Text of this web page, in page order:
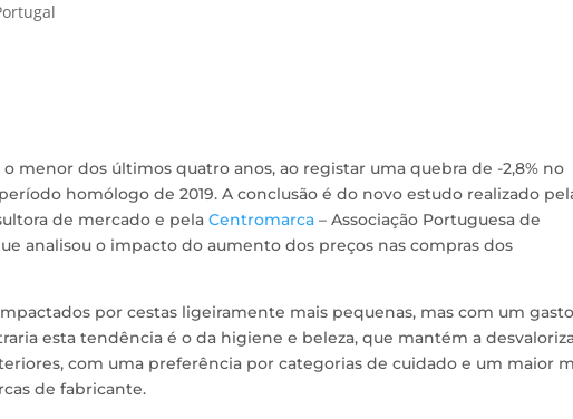
o menor dos últimos quatro anos, ao registar uma quebra de -2,8% no
homólogo de 2019. A conclusão é do novo estudo realizado
de mercado e pela Centromarca – Associação Portuguesa de
analisou o impacto do aumento dos preços nas compras dos
por cestas ligeiramente mais pequenas, mas com um gasto
esta tendência é o da higiene e beleza, que mantém a
com uma preferência por categorias de cuidado e um maior
de fabricante.